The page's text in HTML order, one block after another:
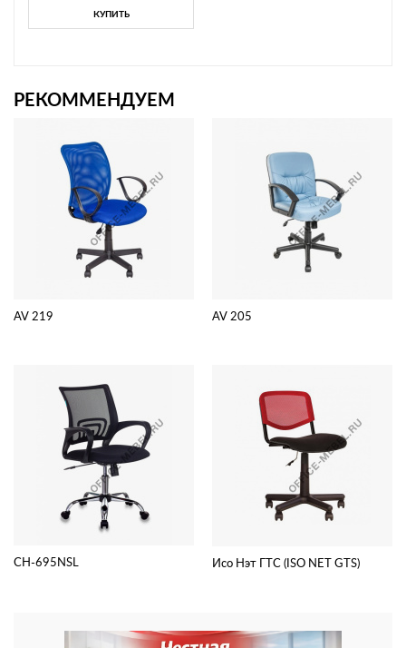
КУПИТЬ
РЕКОММЕНДУЕМ
AV 219 AV 205
CH-695NSL Исо Нэт ГТС (ISO NET GTS)